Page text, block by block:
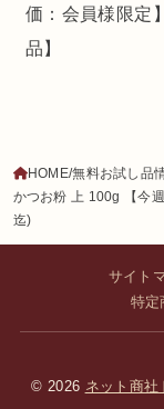
価：会員様限定
品】
HOME 無料お試し品
かつお粉 上 100g 【今
迄)
サイト
特定
© 2026 ネット商社